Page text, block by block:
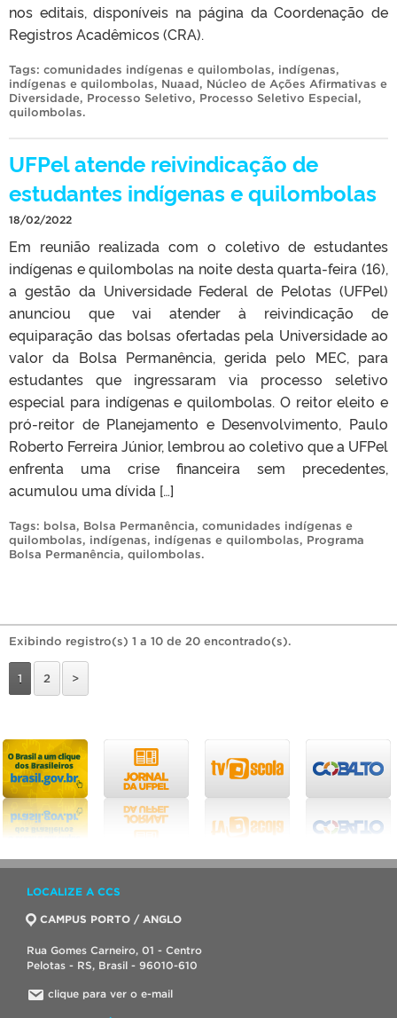
nos editais, disponíveis na página da Coordenação de
Registros Acadêmicos (CRA).
Tags: comunidades indígenas e quilombolas, indígenas,
indígenas e quilombolas, Nuaad, Núcleo de Ações Afirmativas e
Diversidade, Processo Seletivo, Processo Seletivo Especial,
quilombolas.
UFPel atende reivindicação de
estudantes indígenas e quilombolas
18/02/2022
Em reunião realizada com o coletivo de estudantes
indígenas e quilombolas na noite desta quarta-feira (16),
a gestão da Universidade Federal de Pelotas (UFPel)
anunciou que vai atender à reivindicação de
equiparação das bolsas ofertadas pela Universidade ao
valor da Bolsa Permanência, gerida pelo MEC, para
estudantes que ingressaram via processo seletivo
especial para indígenas e quilombolas. O reitor eleito e
pró-reitor de Planejamento e Desenvolvimento, Paulo
Roberto Ferreira Júnior, lembrou ao coletivo que a UFPel
enfrenta uma crise financeira sem precedentes,
acumulou uma dívida […]
Tags: bolsa, Bolsa Permanência, comunidades indígenas e
quilombolas, indígenas, indígenas e quilombolas, Programa
Bolsa Permanência, quilombolas.
Exibindo registro(s) 1 a 10 de 20 encontrado(s).
1 2 >
LOCALIZE A CCS
CAMPUS PORTO / ANGLO
Rua Gomes Carneiro, 01 - Centro
Pelotas - RS, Brasil - 96010-610
clique para ver o e-mail